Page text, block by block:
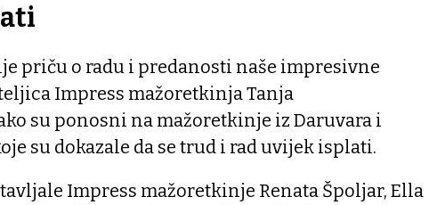
priču o radu i predanosti naše impresivne
Impress mažoretkinja Tanja
su ponosni na mažoretkinje iz Daruvara i
su dokazale da se trud i rad uvijek isplati.
Impress mažoretkinje Renata Špoljar, Ella